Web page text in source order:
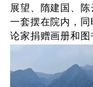
展望、隋建国、
一套摆在院内，
论家捐赠画册和图